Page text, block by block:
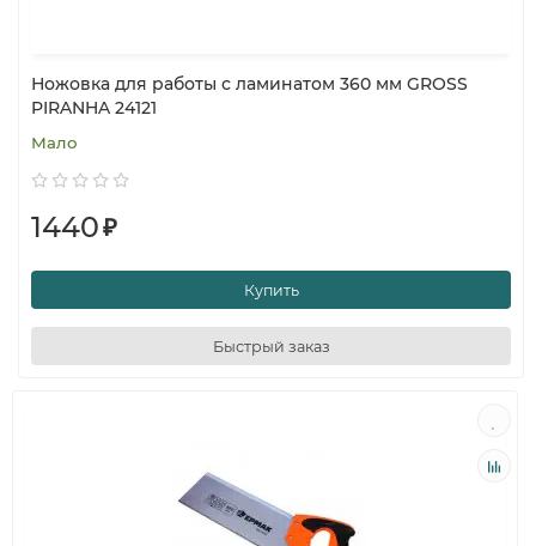
Ножовка для работы с ламинатом 360 мм GROSS
PIRANHA 24121
Мало
1440₽
Купить
Быстрый заказ